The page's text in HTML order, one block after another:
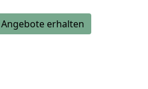
erhalten